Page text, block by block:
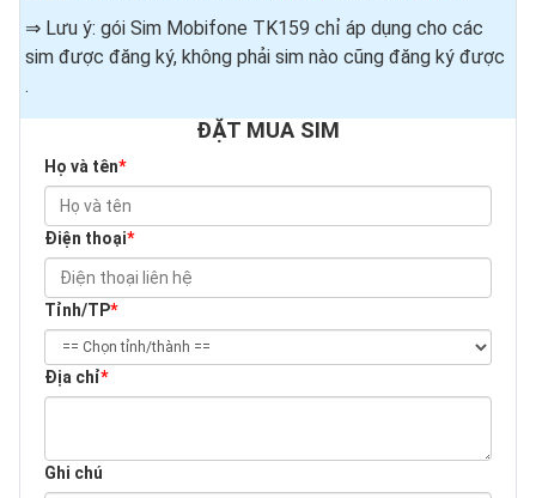
⇒ Lưu ý: gói Sim Mobifone TK159 chỉ áp dụng cho các
sim được đăng ký, không phải sim nào cũng đăng ký được ​
.
ĐẶT MUA SIM
Họ và tên*
Điện thoại*
Tỉnh/TP*
Địa chỉ*
Ghi chú